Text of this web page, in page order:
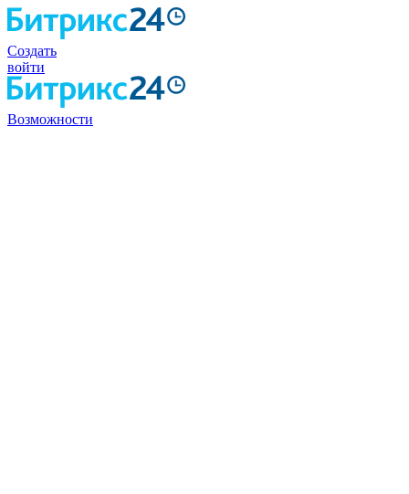
Создать
войти
Возможности